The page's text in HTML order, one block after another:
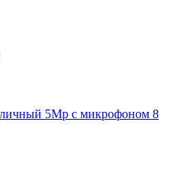
5Mp с микрофоном 8